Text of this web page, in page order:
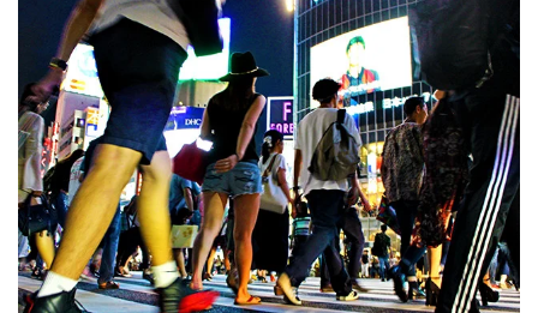
北陸・甲信越
新潟 石川 福井 山梨 長野
関東
茨城 栃木 群馬 埼玉 千葉 東京 神奈川
東海
岐阜 静岡 愛知 三重
関西